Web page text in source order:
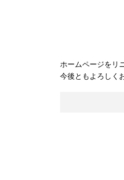
ホームページをリ
今後ともよろしく